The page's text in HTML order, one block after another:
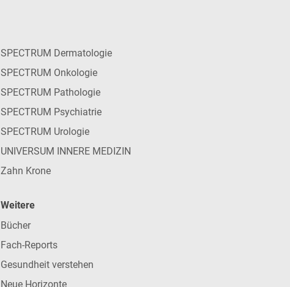
SPECTRUM Dermatologie
SPECTRUM Onkologie
SPECTRUM Pathologie
SPECTRUM Psychiatrie
SPECTRUM Urologie
UNIVERSUM INNERE MEDIZIN
Zahn Krone
Weitere
Bücher
Fach-Reports
Gesundheit verstehen
Neue Horizonte